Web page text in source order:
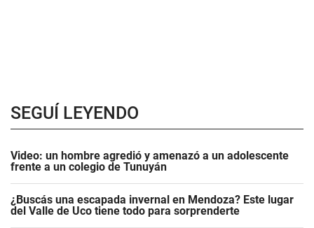
SEGUÍ LEYENDO
Video: un hombre agredió y amenazó a un adolescente
frente a un colegio de Tunuyán
¿Buscás una escapada invernal en Mendoza? Este lugar
del Valle de Uco tiene todo para sorprenderte